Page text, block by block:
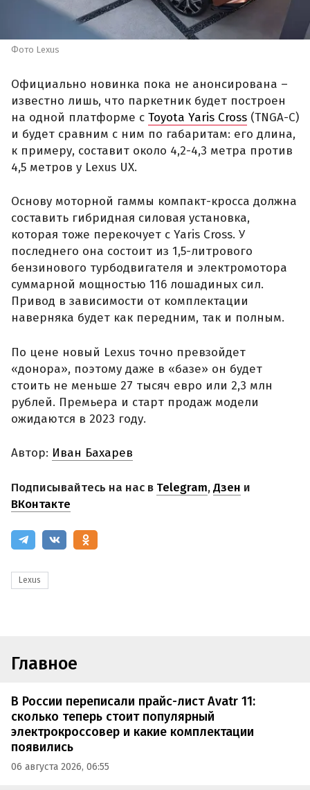
Фото Lexus
Официально новинка пока не анонсирована –
известно лишь, что паркетник будет построен
на одной платформе с Toyota Yaris Cross (TNGA-C)
и будет сравним с ним по габаритам: его длина,
к примеру, составит около 4,2-4,3 метра против
4,5 метров у Lexus UX.
Основу моторной гаммы компакт-кросса должна
составить гибридная силовая установка,
которая тоже перекочует с Yaris Cross. У
последнего она состоит из 1,5-литрового
бензинового турбодвигателя и электромотора
суммарной мощностью 116 лошадиных сил.
Привод в зависимости от комплектации
наверняка будет как передним, так и полным.
По цене новый Lexus точно превзойдет
«донора», поэтому даже в «базе» он будет
стоить не меньше 27 тысяч евро или 2,3 млн
рублей. Премьера и старт продаж модели
ожидаются в 2023 году.
Автор: Иван Бахарев
Подписывайтесь на нас в Telegram,Дзен и
ВКонтакте
Lexus
Главное
В России переписали прайс-лист Avatr 11:
сколько теперь стоит популярный
электрокроссовер и какие комплектации
появились
06 августа 2026, 06:55